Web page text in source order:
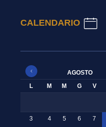
CALENDARIO
AGOSTO
L M M G V
3 4 5 6 7